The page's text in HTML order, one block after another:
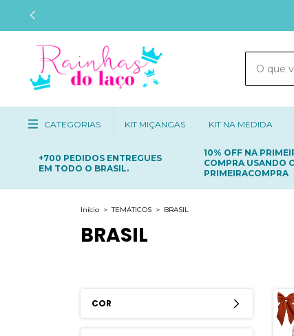
CATEGORIAS KIT MIÇANGAS KIT NA MEDIDA
+700 PEDIDOS ENTREGUES
EM TODO O BRASIL.
10% OFF NA
COMPRA USANDO
PRIMEIRACOMPRA
Início > TEMÁTICOS > BRASIL
BRASIL
COR